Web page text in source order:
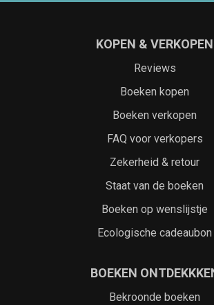
KOPEN & VERKOPEN
Reviews
Boeken kopen
Boeken verkopen
FAQ voor verkopers
Zekerheid & retour
Staat van de boeken
Boeken op wenslijstje
Ecologische cadeaubon
BOEKEN
Bekroonde boeken